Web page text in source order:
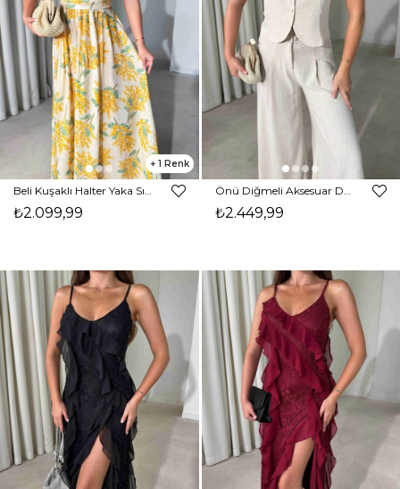
1
₺2.099,99 ₺2.449,99